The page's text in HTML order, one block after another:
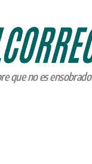
que no es ensobrado